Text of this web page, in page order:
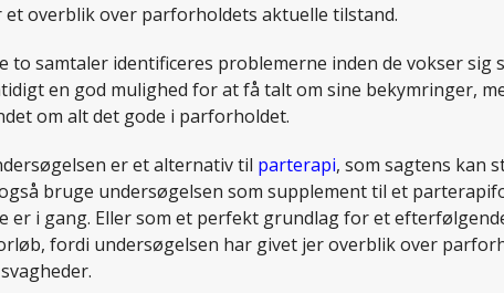
et overblik over parforholdets aktuelle tilstand.
to samtaler identificeres problemerne inden de vokser sig
en god mulighed for at få talt om sine bekymringer,
om alt det gode i parforholdet.
er et alternativ til parterapi, som sagtens kan
bruge undersøgelsen som supplement til et
er i gang. Eller som et perfekt grundlag for et
fordi undersøgelsen har givet jer overblik over